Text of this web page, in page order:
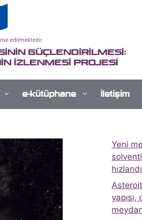
edilmektedir.
GÜÇLENDİRİLMESİ:
İZLENMESİ PROJESİ
e-kütüphane İletişim
Yeni